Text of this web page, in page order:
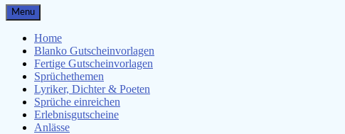
Gutscheinspruch.de
Gutscheinsprüche & Gutscheinvorlagen finden
Menu
Home
Blanko Gutscheinvorlagen
Fertige Gutscheinvorlagen
Sprüchethemen
Lyriker, Dichter & Poeten
Sprüche einreichen
Erlebnisgutscheine
Anlässe